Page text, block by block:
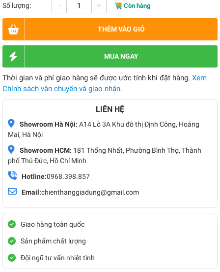
Số lượng: - + Còn hàng
THÊM VÀO GIỎ
MUA NGAY
Thời gian và phí giao hàng sẽ được ước tính khi đặt hàng. Xem
Chính sách vận chuyển và giao nhận.
LIÊN HỆ
Showroom Hà Nội: A14 Lô 3A Khu đô thị Định Công, Hoàng
Mai, Hà Nội
Showroom HCM: 181 Thống Nhất, Phường Bình Thọ, Thành
phố Thủ Đức, Hồ Chí Minh
Hotline:0968.398.857
Email:chienthanggiadung@gmail.com
Giao hàng toàn quốc
Sản phẩm chất lượng
Đội ngũ tư vấn nhiệt tình